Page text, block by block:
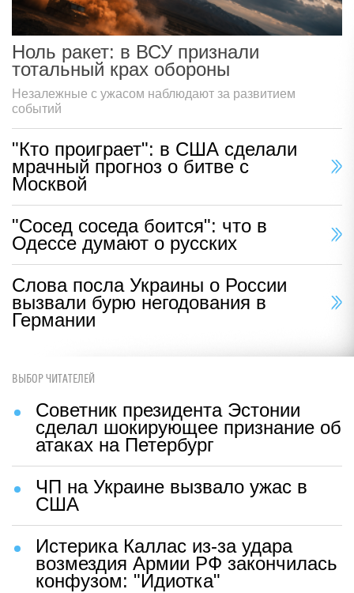
Ноль ракет: в ВСУ признали
тотальный крах обороны
Незалежные с ужасом наблюдают за развитием
событий
"Кто проиграет": в США сделали
мрачный прогноз о битве с
Москвой
"Сосед соседа боится": что в
Одессе думают о русских
Слова посла Украины о России
вызвали бурю негодования в
Германии
ВЫБОР ЧИТАТЕЛЕЙ
Советник президента Эстонии
сделал шокирующее признание об
атаках на Петербург
ЧП на Украине вызвало ужас в
США
Истерика Каллас из-за удара
возмездия Армии РФ закончилась
конфузом: "Идиотка"